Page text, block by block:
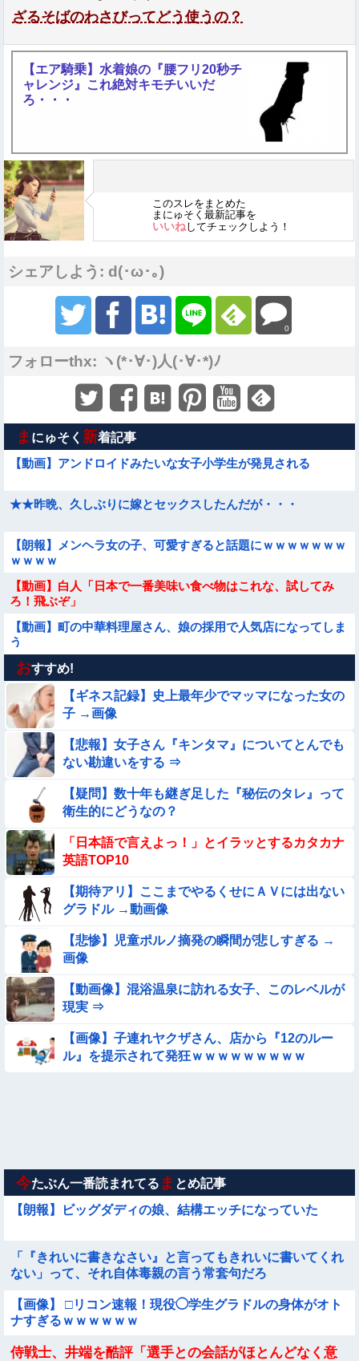
ざるそばのわさびってどう使うの？
【エア騎乗】水着娘の『腰フリ20秒チ
ャレンジ』これ絶対キモチいいだ
ろ・・・
このスレをまとめた
まにゅそく最新記事を
いいねしてチェックしよう！
シェアしよう: d(･ω･｡)
0
フォローthx: ヽ(*･∀･)人(･∀･*)ﾉ
ま にゅそく 新着記事
【動画】アンドロイドみたいな女子小学生が発見される
★★昨晩、久しぶりに嫁とセックスしたんだが・・・
【朗報】メンヘラ女の子、可愛すぎると話題にｗｗｗｗｗｗｗ
ｗｗｗｗ
【動画】白人「日本で一番美味い食べ物はこれな、試してみ
ろ！飛ぶぞ」
【動画】町の中華料理屋さん、娘の採用で人気店になってしま
う
【悲報】イッヌさん、飼い主の『レズプレイ』を見てドン引
き・・・
【動画あり】ボーイッシュ美少女「どうしたん？おっぱい揉
む？❤」
【動画】野犬の群れに襲われた男性、とんでもない方法で制圧
するｗｗｗｗｗｗｗ
【動画】力士さん、ボクサーをボコってしまう
【画像】新人AV女優さん、ジブリキャラのコスプレでチンポ
を硬めてくるｗｗｗｗｗｗｗ
【動画】ピザ屋のバイト女、クッソせこい『ツマミ食い』をし
て炎上
★★同格のように語られてるけど実際は『雲泥の差』があるも
【悩み相談】昭和の高1女子さん、夏の体験談ｗｗｗｗｗｗｗ
ｗ
【参考画像】脱がしたら『残念オッパイ』を褒める時の模範解
答
◉★日本の結婚式のこのルール 外国人は笑うらしいな
おすすめ!
【ギネス記録】史上最年少でマッマになった女の
子 →画像
【悲報】女子さん『キンタマ』についてとんでも
ない勘違いをする ⇒
【疑問】数十年も継ぎ足した『秘伝のタレ』って
衛生的にどうなの？
「日本語で言えよっ！」とイラッとするカタカナ
英語TOP10
【期待アリ】ここまでやるくせにＡＶには出ない
グラドル →動画像
【悲惨】児童ポルノ摘発の瞬間が悲しすぎる →
画像
【動画像】混浴温泉に訪れる女子、このレベルが
現実 ⇒
【画像】子連れヤクザさん、店から『12のルー
ル』を提示されて発狂ｗｗｗｗｗｗｗｗｗ
今たぶん一番読まれてる ま とめ記事
【朗報】ビッグダディの娘、結構エッチになっていた
「『きれいに書きなさい』と言ってもきれいに書いてくれ
ない」って、それ自体毒親の言う常套句だろ
【画像】 □リコン速報！現役◯学生グラドルの身体がオト
ナすぎるｗｗｗｗｗｗ
侍戦士、井端を酷評「選手との会話がほとんどなく意